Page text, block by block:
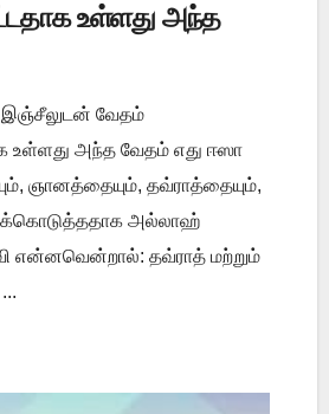
உள்ளது அந்த
இஞ்சீலுடன் வேதம்
உள்ளது அந்த வேதம் எது ஈஸா
ஞானத்தையும், தவ்ராத்தையும்,
அல்லாஹ்
என்னவென்றால்: தவ்ராத் மற்றும்